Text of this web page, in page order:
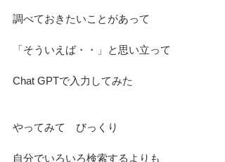
調べておきたいことがあって
「そういえば・・」と思い立って
Chat GPTで入力してみた
やってみて　びっくり
自分でいろいろ検索するよりも